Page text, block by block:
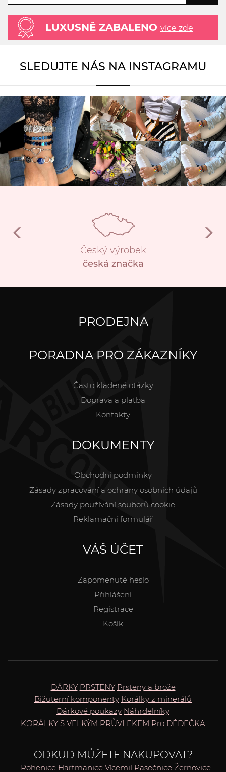
LUXUSNĚ ZABALENO více zde
SLEDUJTE NÁS NA INSTAGRAMU
Český výrobek
česká značka
PRODEJNA
PORADNA PRO ZÁKAZNÍKY
Často kladené otázky
Doprava a platba
Kontakty
DOKUMENTY
Obchodní podmínky
Zásady zpracování a ochrany osobních údajů
Zásady používání souborů cookie
Reklamační formulář
VÁŠ ÚČET
Zapomenuté heslo
Přihlášení
Registrace
Košík
DÁRKY PRSTENY Prsteny a brože
Bižuterní komponenty Korálky z minerálů
Dárkové poukazy Náhrdelníky
KORÁLKY S VELKÝM PRŮVLEKEM Pro DĚDEČKA
ODKUD MŮŽETE NAKUPOVAT?
Rohenice Hartmanice Vícemil Pasečnice Žernovice